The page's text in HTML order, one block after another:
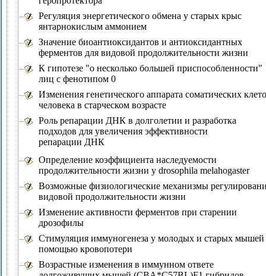
Регуляция энергетического обмена у старых крыс
янтарнокислым аммонием
Значение биоантиоксидантов и антиоксидантных
ферментов для видовой продолжительности жизни
К гипотезе "о несколько большей приспособленности"
лиц с фенотипом 0
Изменения генетического аппарата соматических
человека в старческом возрасте
Роль репарации ДНК в долголетии и разработка
подходов для увеличения эффективности
репарации ДНК
Определение коэффициента наследуемости
продолжительности жизни у drosophila melahogaster
Возможные физиологические механизмы
видовой продолжительности жизни
Изменение активности ферментов при старении
дрозофилы
Стимуляция иммуногенеза у молодых и старых мышей
помощью кровопотери
Возрастные изменения в иммунном ответе